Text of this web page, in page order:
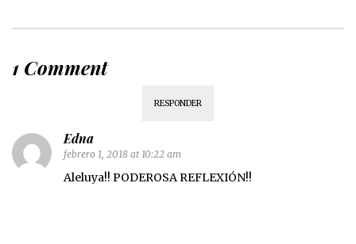
1 Comment
RESPONDER
Edna
febrero 1, 2018 at 10:22 am
Aleluya!! PODEROSA REFLEXIÓN!!